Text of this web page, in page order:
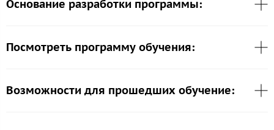
Основание разработки программы:
Посмотреть программу обучения:
Возможности для прошедших обучение: